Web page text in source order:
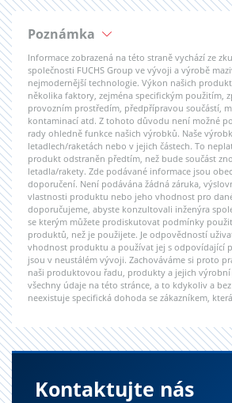
Poznámka
Informace zobrazená na této straně vychází ze
společnosti FUCHS Group ve vývoji a výrobě
nejmodernější technologie. Výkon našich
několika faktory, zejména specifickým použitím,
provozním prostředím, předpřípravou součástí,
kontaminací atd. Z tohoto důvodu není možné
rady ohledně funkce našich výrobků. Naše
letadlech/raketách nebo v jejich částech. To
produkt odstraněn předtím, než bude součást
letadla/rakety. Zde podávané informace jsou
doporučení. Není podávána žádná záruka,
vlastnosti produktu nebo jeho vhodnost pro
doporučujeme, abyste konzultovali inženýra
se kterým můžete prodiskutovat podmínky
produktů, než je použijete. Je odpovědností
vhodnost produktu a používat jej s odpovídající
jsou v neustálém vývoji. Zachováváme si proto
naši produktovou řadu, produkty a jejich výrobní
všechny údaje na této stránce, a to kdykoliv a
neexistuje specifická dohoda se zákazníkem,
Kontaktujte nás